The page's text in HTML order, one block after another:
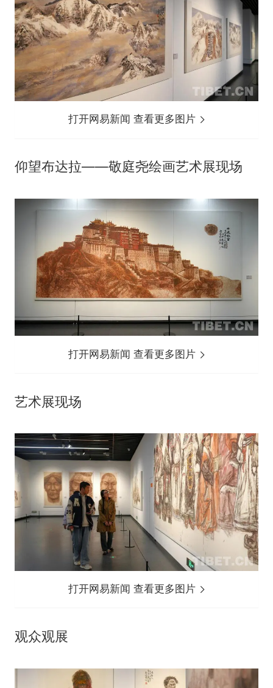
打开网易新闻 查看更多图片
仰望布达拉——敬庭尧绘画艺术展现场
打开网易新闻 查看更多图片
艺术展现场
打开网易新闻 查看更多图片
观众观展